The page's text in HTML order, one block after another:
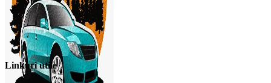
Linkuri utile